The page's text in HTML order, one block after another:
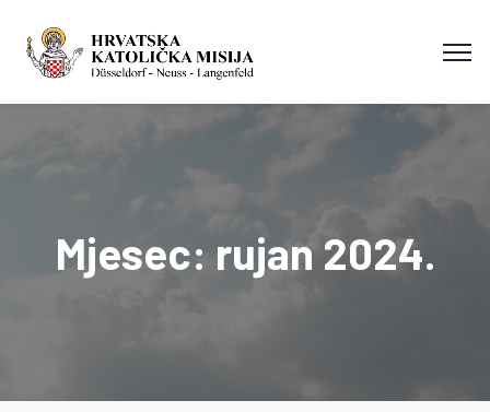
Mjesec: rujan 2024.